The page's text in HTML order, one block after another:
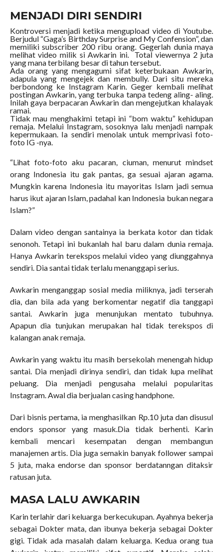
MENJADI DIRI SENDIRI
Kontroversi menjadi ketika mengupload video di Youtube.
Berjudul “Gaga’s Birthday Surprise and My Confension”, dan
memiliki subscriber 200 ribu orang. Gegerlah dunia maya
melihat video milik si Awkarin ini. Total viewernya 2 juta
yang mana terbilang besar di tahun tersebut.
Ada orang yang mengagumi sifat keterbukaan Awkarin,
adapula yang mengejek dan membully. Dari situ mereka
berbondong ke Instagram Karin. Geger kembali melihat
postingan Awkarin, yang terbuka tanpa tedeng aling- aling.
Inilah gaya berpacaran Awkarin dan mengejutkan khalayak
ramai.
Tidak mau menghakimi tetapi ini “bom waktu” kehidupan
remaja. Melalui Instagram, sosoknya lalu menjadi nampak
kepermukaan. Ia sendiri menolak untuk memprivasi foto-
foto IG -nya.
“Lihat foto-foto aku pacaran, ciuman, menurut mindset
orang Indonesia itu gak pantas, ga sesuai ajaran agama.
Mungkin karena Indonesia itu mayoritas Islam jadi semua
harus ikut ajaran Islam, padahal kan Indonesia bukan negara
Islam?”
Dalam video dengan santainya ia berkata kotor dan tidak
senonoh. Tetapi ini bukanlah hal baru dalam dunia remaja.
Hanya Awkarin terekspos melalui video yang diunggahnya
sendiri. Dia santai tidak terlalu menanggapi serius.
Awkarin menganggap sosial media miliknya, jadi terserah
dia, dan bila ada yang berkomentar negatif dia tanggapi
santai. Awkarin juga menunjukan mentato tubuhnya.
Apapun dia tunjukan merupakan hal tidak terekspos di
kalangan anak remaja.
Awkarin yang waktu itu masih bersekolah menengah hidup
santai. Dia menjadi dirinya sendiri, dan tidak lupa melihat
peluang. Dia menjadi pengusaha melalui popularitas
Instagram. Awal dia berjualan casing handphone.
Dari bisnis pertama, ia menghasilkan Rp.10 juta dan disusul
endors sponsor yang masuk.Dia tidak berhenti. Karin
kembali mencari kesempatan dengan membangun
manajemen artis. Dia juga semakin banyak follower sampai
5 juta, maka endorse dan sponsor berdatanngan ditaksir
ratusan juta.
MASA LALU AWKARIN
Karin terlahir dari keluarga berkecukupan. Ayahnya bekerja
sebagai Dokter mata, dan ibunya bekerja sebagai Dokter
gigi. Tidak ada masalah dalam keluarga. Kedua orang tua